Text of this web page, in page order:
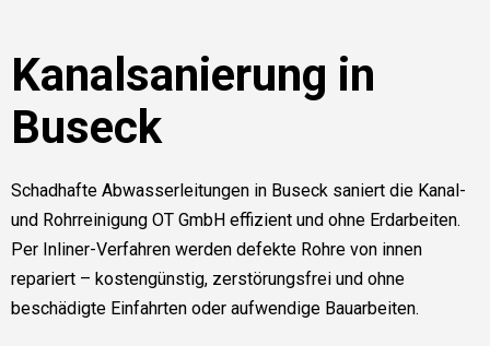
Kanalsanierung in
Buseck
Schadhafte Abwasserleitungen in Buseck saniert die Kanal-
und Rohrreinigung OT GmbH effizient und ohne Erdarbeiten.
Per Inliner-Verfahren werden defekte Rohre von innen
repariert – kostengünstig, zerstörungsfrei und ohne
beschädigte Einfahrten oder aufwendige Bauarbeiten.